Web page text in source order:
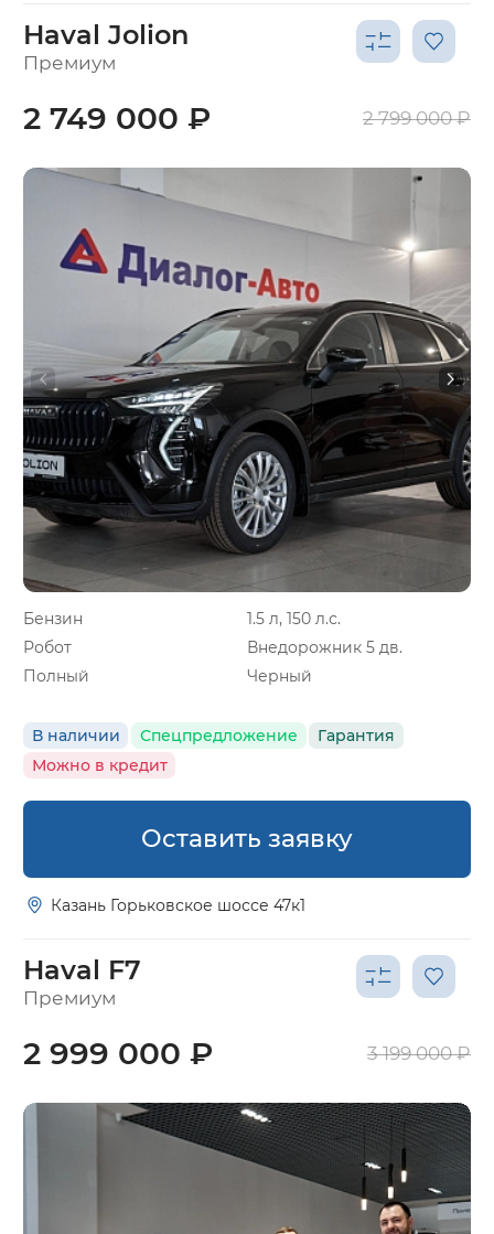
Haval Jolion
Премиум
Бензин
1.5 л, 150 л.с.
Робот
Внедорожник 5 дв.
Полный
Черный
В наличии Спецпредложение
Гарантия
Можно в кредит
2 749 000 ₽ 2 799 000 ₽
Оставить заявку
Казань Горьковское шоссе 47к1
Haval F7
Премиум
2 999 000 ₽ 3 199 000 ₽